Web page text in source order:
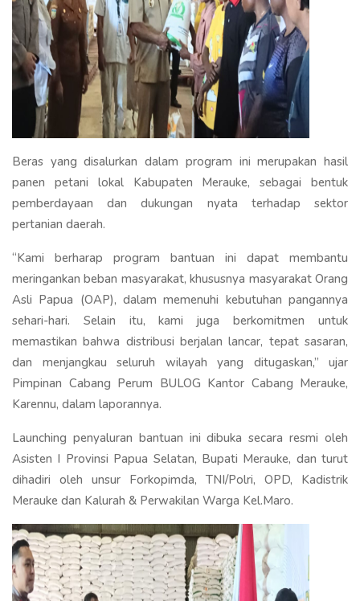
Beras yang disalurkan dalam program ini merupakan hasil
panen petani lokal Kabupaten Merauke, sebagai bentuk
pemberdayaan dan dukungan nyata terhadap sektor
pertanian daerah.
“Kami berharap program bantuan ini dapat membantu
meringankan beban masyarakat, khususnya masyarakat Orang
Asli Papua (OAP), dalam memenuhi kebutuhan pangannya
sehari-hari. Selain itu, kami juga berkomitmen untuk
memastikan bahwa distribusi berjalan lancar, tepat sasaran,
dan menjangkau seluruh wilayah yang ditugaskan,” ujar
Pimpinan Cabang Perum BULOG Kantor Cabang Merauke,
Karennu, dalam laporannya.
Launching penyaluran bantuan ini dibuka secara resmi oleh
Asisten I Provinsi Papua Selatan, Bupati Merauke, dan turut
dihadiri oleh unsur Forkopimda, TNI/Polri, OPD, Kadistrik
Merauke dan Kalurah & Perwakilan Warga Kel.Maro.